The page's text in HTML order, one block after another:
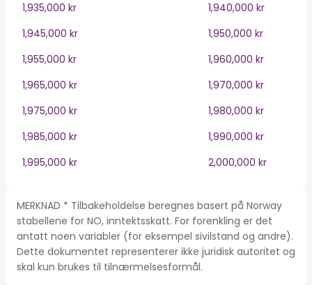
1,935,000 kr
1,940,000 kr
1,945,000 kr
1,950,000 kr
1,955,000 kr
1,960,000 kr
1,965,000 kr
1,970,000 kr
1,975,000 kr
1,980,000 kr
1,985,000 kr
1,990,000 kr
1,995,000 kr
2,000,000 kr
MERKNAD * Tilbakeholdelse beregnes basert på Norway
stabellene for NO, inntektsskatt. For forenkling er det
antatt noen variabler (for eksempel sivilstand og andre).
Dette dokumentet representerer ikke juridisk autoritet og
skal kun brukes til tilnærmelsesformål.